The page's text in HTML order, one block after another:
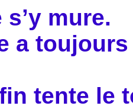
mure.
a
tente le